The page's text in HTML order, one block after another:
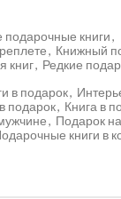
подарочные книги,
, Книжный
книг, Редкие
в подарок,
подарок, Книга в
, Подарок
книги в